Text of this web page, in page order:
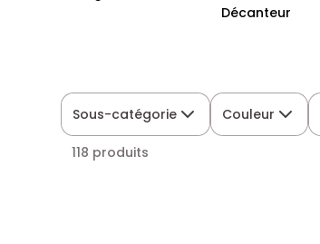
Décanteur
Sous-catégorie Couleur
118 produits